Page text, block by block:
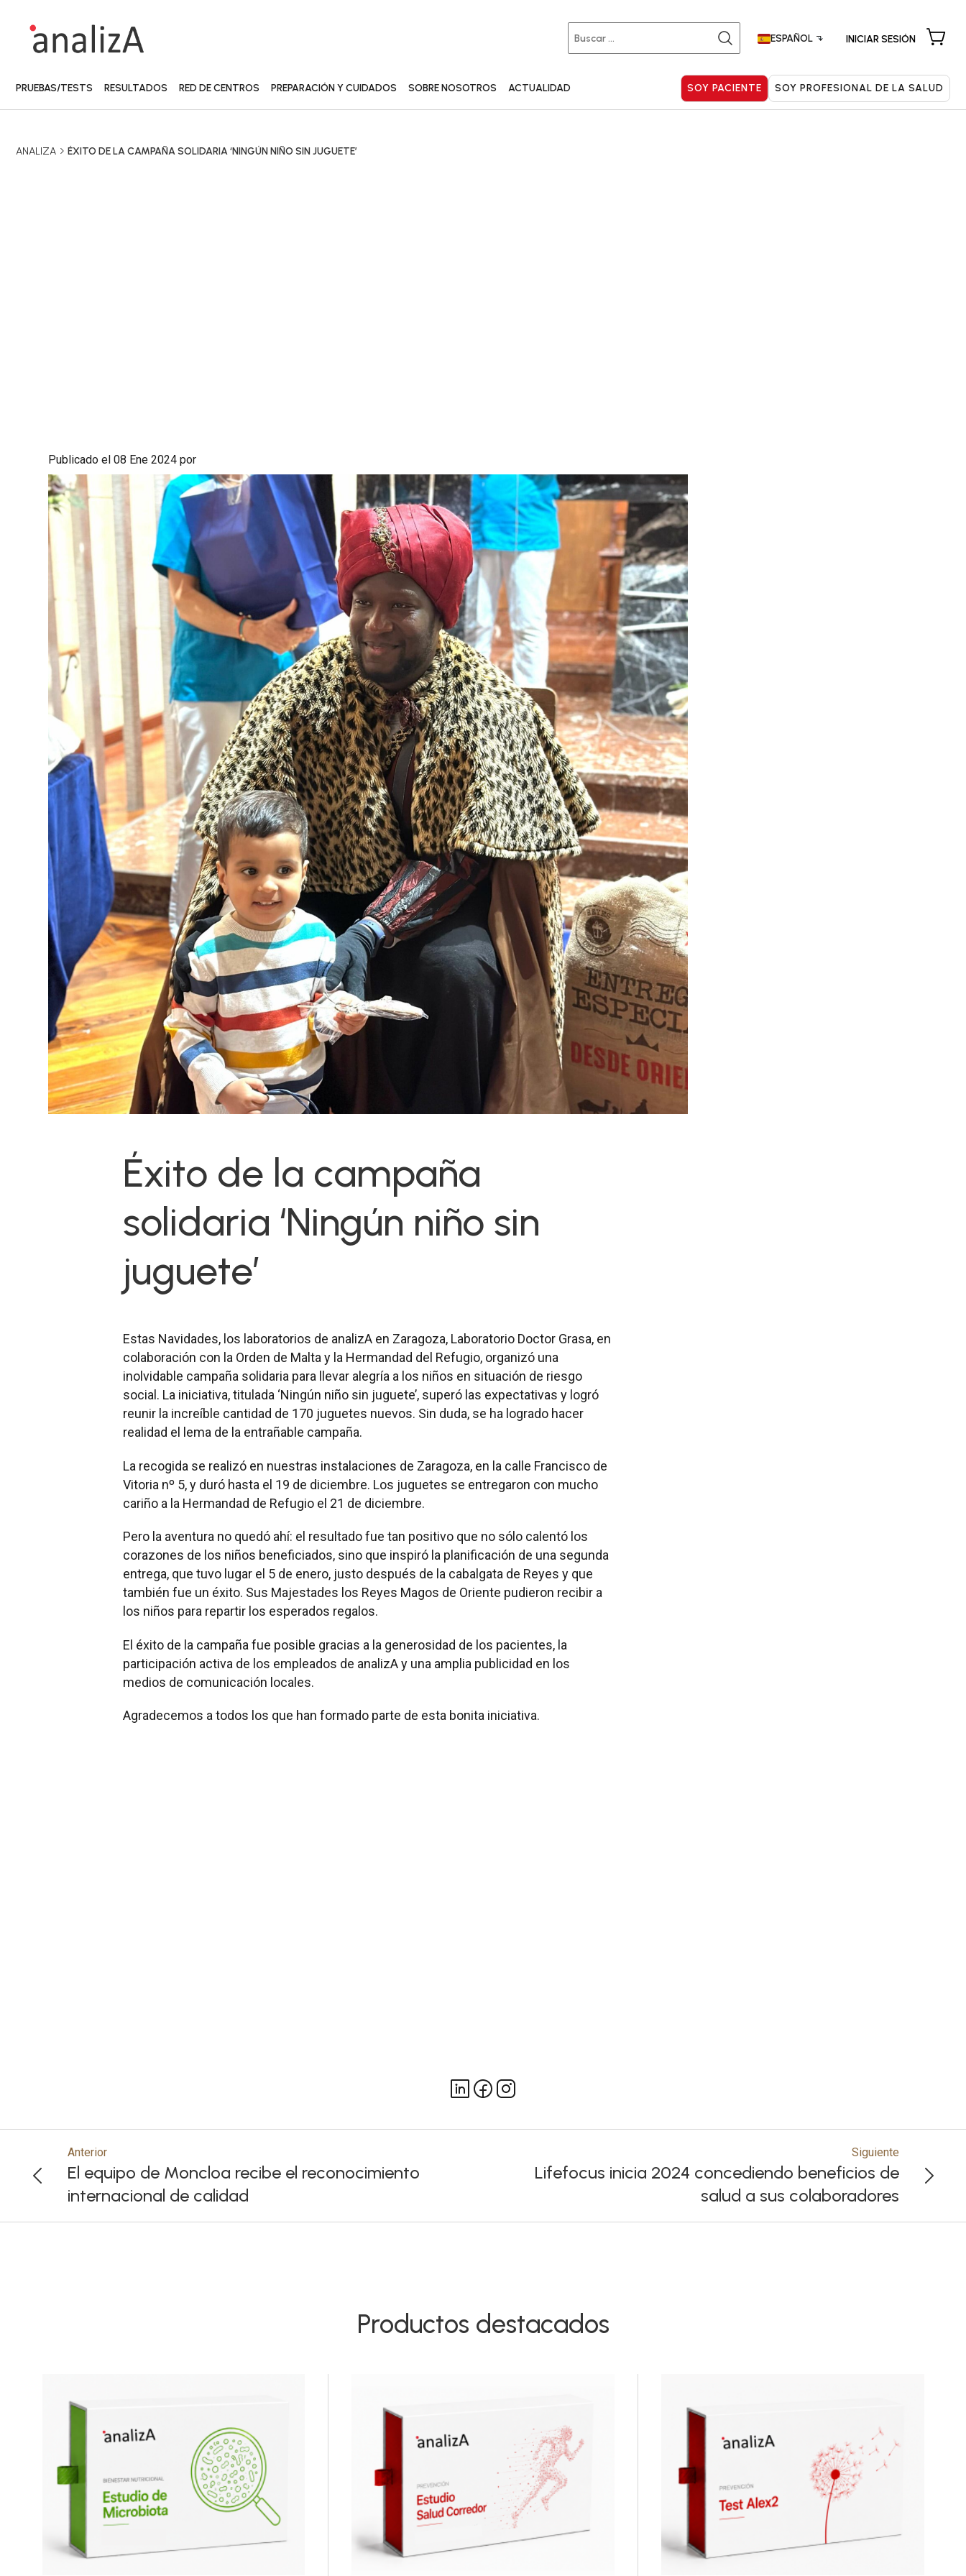
ESPAÑOL INICIAR SESIÓN
PRUEBAS/TESTS RESULTADOS RED DE CENTROS PREPARACIÓN Y CUIDADOS SOBRE NOSOTROS ACTUALIDAD
ANALIZA ÉXITO DE LA CAMPAÑA SOLIDARIA ‘NINGÚN NIÑO SIN JUGUETE’
Publicado el 08 Ene 2024 por
Éxito de la campaña
solidaria ‘Ningún niño sin
juguete’
Estas Navidades, los laboratorios de analizA en Zaragoza, Laboratorio Doctor Grasa, en
colaboración con la Orden de Malta y la Hermandad del Refugio, organizó una
inolvidable campaña solidaria para llevar alegría a los niños en situación de riesgo
social. La iniciativa, titulada ‘Ningún niño sin juguete’, superó las expectativas y logró
reunir la increíble cantidad de 170 juguetes nuevos. Sin duda, se ha logrado hacer
realidad el lema de la entrañable campaña.
La recogida se realizó en nuestras instalaciones de Zaragoza, en la calle Francisco de
Vitoria nº 5, y duró hasta el 19 de diciembre. Los juguetes se entregaron con mucho
cariño a la Hermandad de Refugio el 21 de diciembre.
Pero la aventura no quedó ahí: el resultado fue tan positivo que no sólo calentó los
corazones de los niños beneficiados, sino que inspiró la planificación de una segunda
entrega, que tuvo lugar el 5 de enero, justo después de la cabalgata de Reyes y que
también fue un éxito. Sus Majestades los Reyes Magos de Oriente pudieron recibir a
los niños para repartir los esperados regalos.
El éxito de la campaña fue posible gracias a la generosidad de los pacientes, la
participación activa de los empleados de analizA y una amplia publicidad en los
medios de comunicación locales.
Agradecemos a todos los que han formado parte de esta bonita iniciativa.
Anterior
El equipo de Moncloa recibe el reconocimiento
internacional de calidad
Siguiente
Lifefocus inicia 2024 concediendo beneficios de
salud a sus colaboradores
Productos destacados